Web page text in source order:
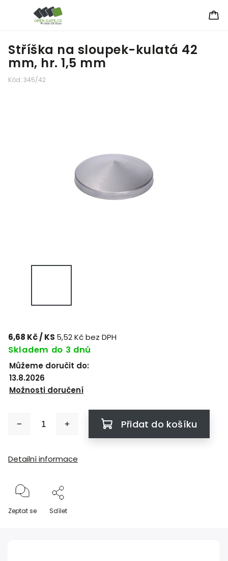
Stříška na sloupek-kulatá 42
mm, hr. 1,5 mm
Kód: 345/42
6,68 Kč/ KS 5,52 Kč bez DPH
Skladem do 3 dnů
Můžeme doručit do:
13.8.2026
Možnosti doručení
Přidat do košíku
Detailní informace
Zeptat se Sdílet